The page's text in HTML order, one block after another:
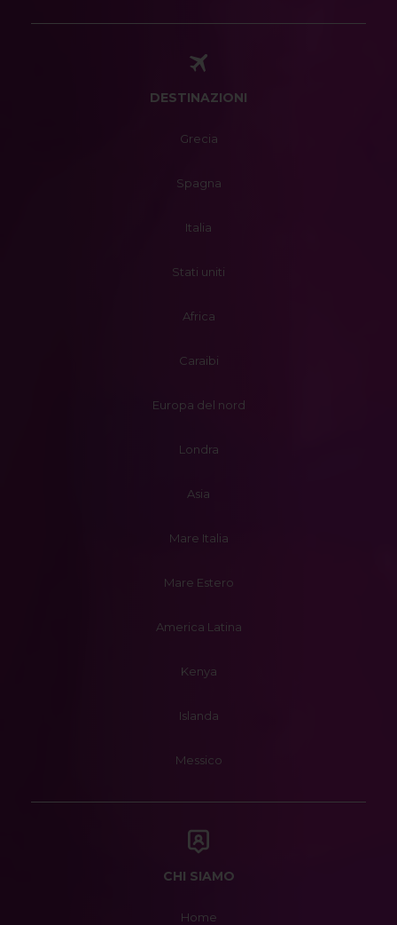
DESTINAZIONI
Grecia
Spagna
Italia
Stati uniti
Africa
Caraibi
Europa del nord
Londra
Asia
Mare Italia
Mare Estero
America Latina
Kenya
Islanda
Messico
CHI SIAMO
Home